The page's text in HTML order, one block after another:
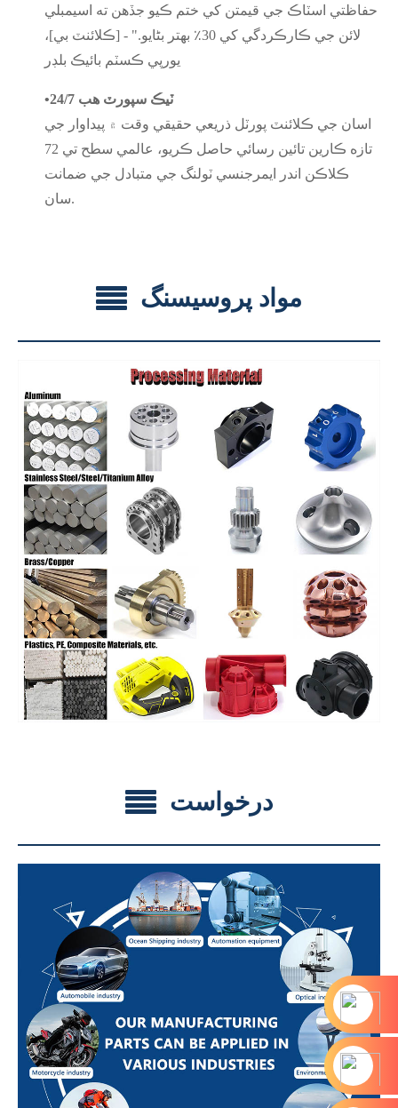
حفاظتي اسٽاڪ جي قيمتن کي ختم ڪيو جڏهن ته اسيمبلي
لائن جي ڪارڪردگي کي 30٪ بهتر بڻايو." - [ڪلائنٽ بي]،
يورپي ڪسٽم بائيڪ بلڊر
•
24/7 ٽيڪ سپورٽ هب
اسان جي ڪلائنٽ پورٽل ذريعي حقيقي وقت ۾ پيداوار جي
تازه ڪارين تائين رسائي حاصل ڪريو، عالمي سطح تي 72
ڪلاڪن اندر ايمرجنسي ٽولنگ جي متبادل جي ضمانت
سان.
مواد پروسيسنگ
درخواست